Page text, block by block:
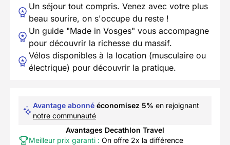
Un séjour tout compris. Venez avec votre plus
beau sourire, on s'occupe du reste !
Un guide "Made in Vosges" vous accompagne
pour découvrir la richesse du massif.
Vélos disponibles à la location (musculaire ou
électrique) pour découvrir la pratique.
Avantage abonné économisez 5% en rejoignant
notre communauté
Avantages Decathlon Travel
Meilleur prix garanti : On offre 2x la différence